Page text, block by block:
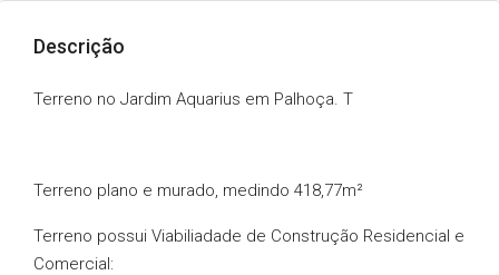
Descrição
Terreno no Jardim Aquarius em Palhoça. T
Terreno plano e murado, medindo 418,77m²
Terreno possui Viabiliadade de Construção Residencial e
Comercial: